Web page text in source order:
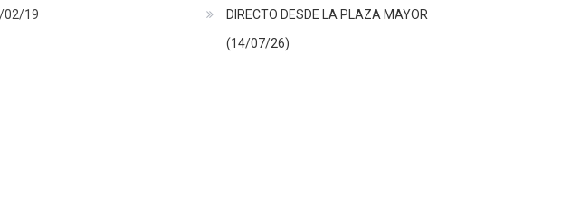
02/19
DIRECTO DESDE LA PLAZA MAYOR
(14/07/26)